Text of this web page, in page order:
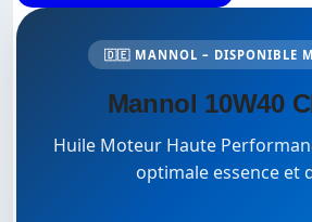
🇩🇪 MANNOL – DISPONIBLE
Mannol 10W40
Huile Moteur Haute
optimale essence et